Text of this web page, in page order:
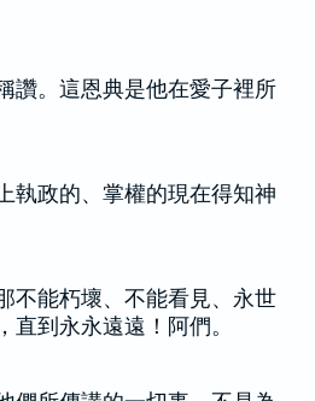
讚。這恩典是他在愛子裡所
執政的、掌權的現在得知神
不能朽壞、不能看見、永世
到永永遠遠！阿們。